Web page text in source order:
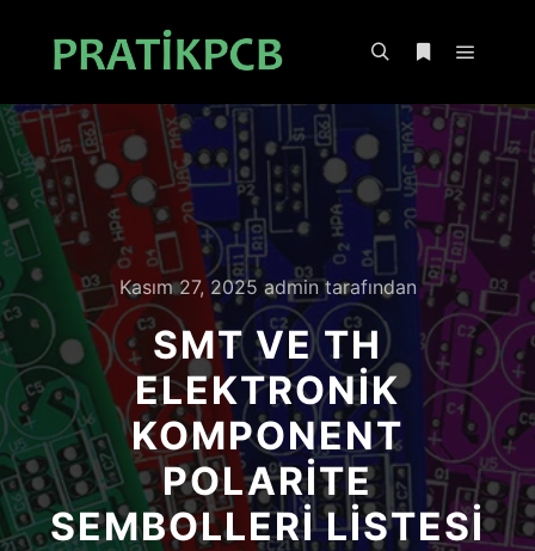
Kasım 27, 2025 admintarafından
SMT VE TH
ELEKTRONIK
KOMPONENT
POLARITE
SEMBOLLERI LISTESI